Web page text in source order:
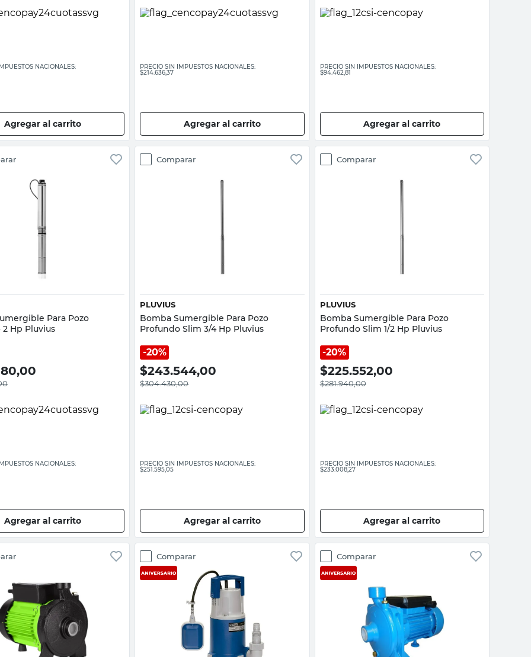
NACIONALES:
Agregar al carrito
PRECIO SIN IMPUESTOS NACIONALES:
$214.636,37
Agregar al carrito
PRECIO SIN IMPUESTOS NACIONALES:
$94.462,81
Agregar al carrito
Vista rápida
Para Pozo
Hp Pluvius
NACIONALES:
Agregar al carrito
Comparar
PLUVIUS
Bomba Sumergible Para Pozo
Profundo Slim 3/4 Hp Pluvius
20%
$243.544,00
$304.430,00
PRECIO SIN IMPUESTOS NACIONALES:
$251.595,05
Agregar al carrito
Comparar
PLUVIUS
Bomba Sumergible Para Pozo
Profundo Slim 1/2 Hp Pluvius
20%
$225.552,00
$281.940,00
PRECIO SIN IMPUESTOS NACIONALES:
$233.008,27
Agregar al carrito
Comparar Comparar